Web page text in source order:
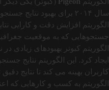
سال ۲۰۱۴ برای بهبود نتایج جستجوهای
الگوریتم افزایش دقت و کارایی
جستجوهایی که به موقعیت
الگوریتم کبوتر بهبودهای زیادی
ایجاد کرد. این الگوریتم نتایج
کاربران بهینه می‌ کند تا نتایج
الگوریتم به کسب‌ و کارهایی که